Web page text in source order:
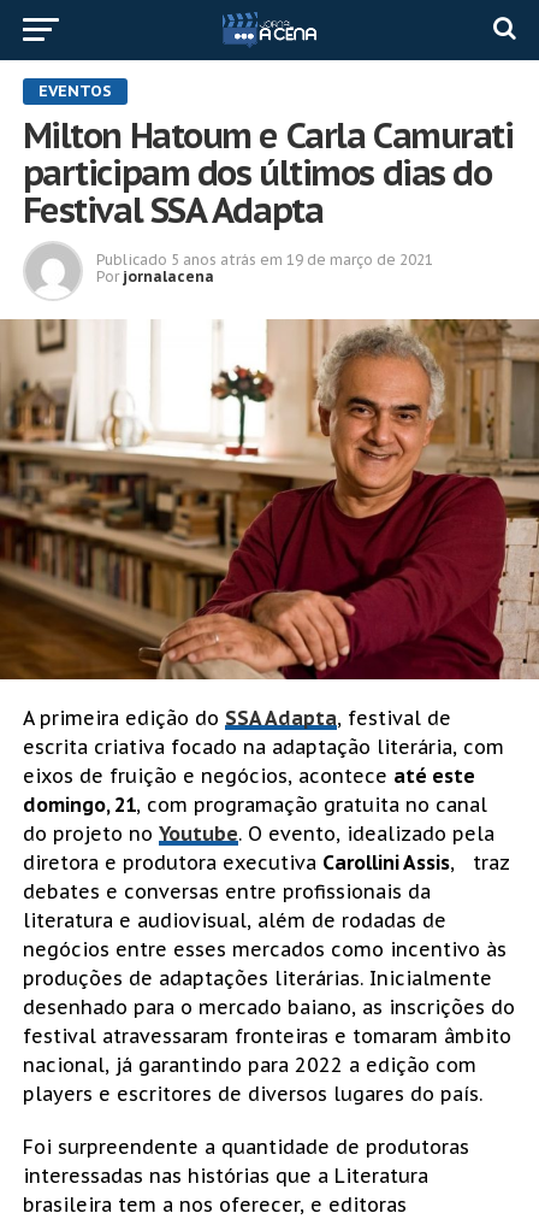
EVENTOS
Milton Hatoum e Carla Camurati
participam dos últimos dias do
Festival SSA Adapta
Publicado 5 anos atrás em 19 de março de 2021
Por jornalacena
A primeira edição do SSA Adapta, festival de
escrita criativa focado na adaptação literária, com
eixos de fruição e negócios, acontece até este
domingo, 21, com programação gratuita no canal
do projeto no Youtube. O evento, idealizado pela
diretora e produtora executiva Carollini Assis, traz
debates e conversas entre profissionais da
literatura e audiovisual, além de rodadas de
negócios entre esses mercados como incentivo às
produções de adaptações literárias. Inicialmente
desenhado para o mercado baiano, as inscrições do
festival atravessaram fronteiras e tomaram âmbito
nacional, já garantindo para 2022 a edição com
players e escritores de diversos lugares do país.
Foi surpreendente a quantidade de produtoras
interessadas nas histórias que a Literatura
brasileira tem a nos oferecer, e editoras